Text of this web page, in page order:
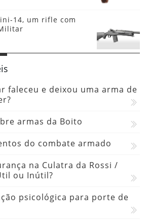
14, um rifle com
faleceu e deixou uma arma de
armas da Boito
do combate armado
na Culatra da Rossi /
ou Inútil?
psicológica para porte de